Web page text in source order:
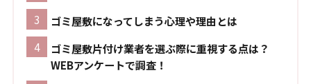
ゴミ屋敷になってしまう心理や理由とは
ゴミ屋敷片付け業者を選ぶ際に重視する点は？
WEBアンケートで調査！